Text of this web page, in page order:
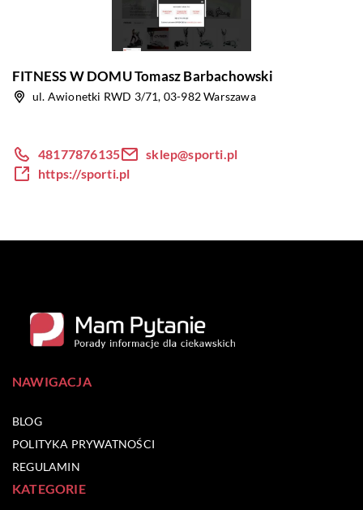
FITNESS W DOMU Tomasz Barbachowski
ul. Awionetki RWD 3/71, 03-982 Warszawa
48177876135
sklep@sporti.pl
https://sporti.pl
NAWIGACJA
BLOG
POLITYKA PRYWATNOŚCI
REGULAMIN
KATEGORIE